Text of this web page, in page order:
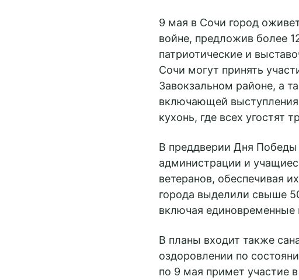
9 мая в Сочи город
войне, предложив более
патриотические и
Сочи могут принять
Завокзальном районе, а
включающей выступления
кухонь, где всех угостят
В преддверии Дня Победы
администрации и
ветеранов, обеспечивая
города выделили свыше
включая единовременные
В планы входит также
оздоровлении по
по 9 мая примет участие